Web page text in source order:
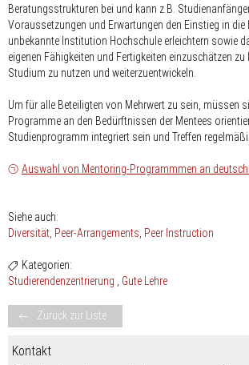
Beratungsstrukturen bei und kann z.B.
Voraussetzungen und Erwartungen den Einstieg in die
unbekannte Institution Hochschule erleichtern sowie
eigenen Fähigkeiten und Fertigkeiten einzuschätzen zu
Studium zu nutzen und weiterzuentwickeln.
Um für alle Beteiligten von Mehrwert zu sein, müssen
Programme an den Bedürftnissen der Mentees
Studienprogramm integriert sein und Treffen
Auswahl von Mentoring-Programmmen an
Siehe auch:
Diversität Peer-Arrangements, Peer Instruction
Kategorien:
Studierendenzentrierung
Gute Lehre
Zurück zur Liste
Kontakt